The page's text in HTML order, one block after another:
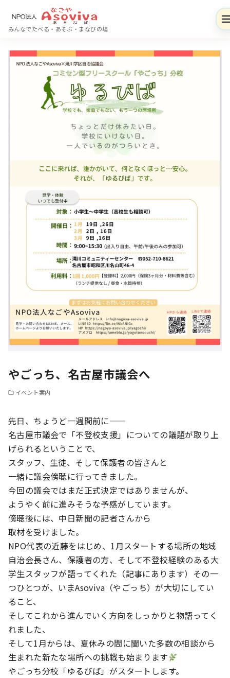
みんなでたべる・あそぶ・まなびの場
やごっち、名古屋市議会へ
イベント案内
先日、ちょうど一週間前に――
名古屋市議会で「不登校支援」についての議題が取り上
げられるということで、
スタッフ、生徒、そして保護者の皆さんと
一緒に議会傍聴に行ってきました。
今回の議会ではまだ正式決定ではありませんが、
ようやく前に進みそうな予感がしています。
傍聴後には、中日新聞の記者さんから
取材を受けました。
NPO代表の近藤をはじめ、1月スタートする場所の地域
自治会長さん、保護者の方、そして不登校経験のある大
学生スタッフが語ってくれた（記事にあります）その一
つひとつが、いまAsoviva（やごっち）が大切にしてい
ること、
そしてこれから進んでいく方向をしっかりと物語ってく
れました、
そして1月からは、夏休みの間に聞いた多数の相談から
生まれた新たな場所への挑戦も始まります
やごっち分校「ゆるびば」がスタートします。